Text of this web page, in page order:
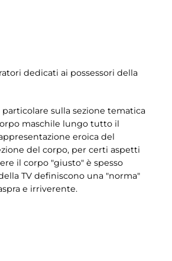
dedicati ai possessori della
particolare sulla sezione tematica
maschile lungo tutto il
eroica del
del corpo, per certi aspetti
il corpo "giusto" è spesso
TV definiscono una "norma"
e irriverente.